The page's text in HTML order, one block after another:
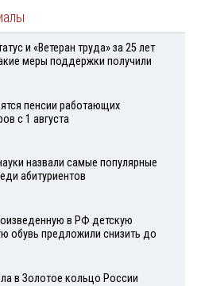
и «Ветеран труда» за 25 лет
меры поддержки получили
пенсии работающих
с 1 августа
назвали самые популярные
абитуриентов
в РФ детскую
обувь предложили снизить до
в Золотое кольцо России